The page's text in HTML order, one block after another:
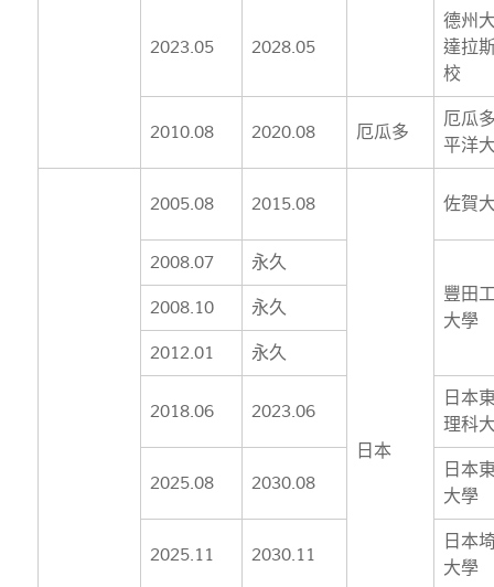
2023.05 2028.05
德州
達拉
校
2010.08 2020.08 厄瓜多
厄瓜
平洋
2005.08 2015.08
日本
佐賀
2008.07
永久
豐田
大學
2008.10 永久
2012.01 永久
2018.06 2023.06
日本
理科
2025.08 2030.08
日本
大學
2025.11 2030.11
日本
大學